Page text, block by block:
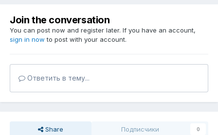
Join the conversation
You can post now and register later. If you have an account,
sign in now to post with your account.
Ответить в тему...
Share Подписчики 0